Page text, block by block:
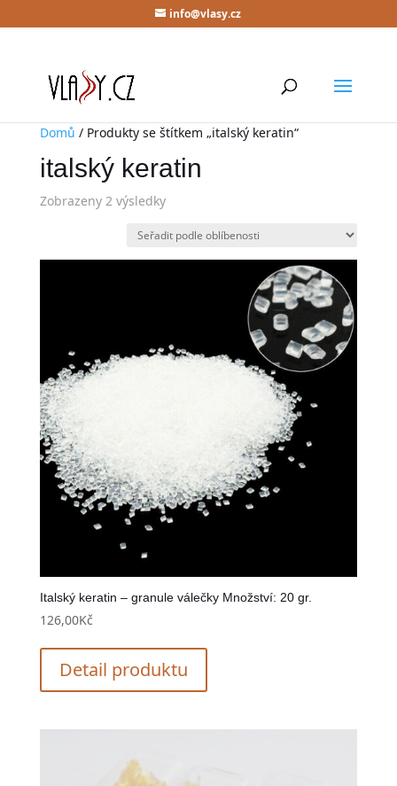
info@vlasy.cz
Domů / Produkty se štítkem „italský keratin“
italský keratin
Zobrazeny 2 výsledky
Italský keratin – granule válečky Množství: 20 gr.
126,00Kč
Detail produktu